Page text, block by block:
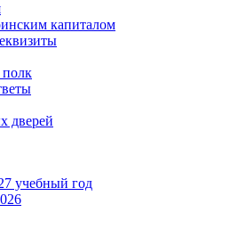
капиталом
дверей
учебный год